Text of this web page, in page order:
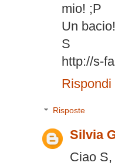
mio! ;P
Un bacio!
S
http://s-
Rispondi
Risposte
Silvia
Ciao S,